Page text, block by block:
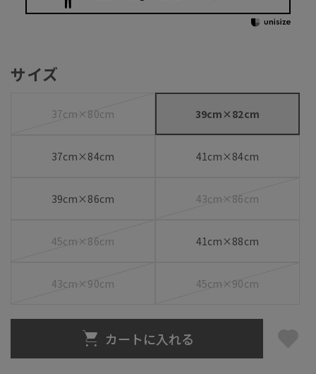
サイズ
37cm×80cm 39cm×82cm
37cm×84cm 41cm×84cm
39cm×86cm 43cm×86cm
45cm×86cm 41cm×88cm
43cm×90cm 45cm×90cm
カートに入れる